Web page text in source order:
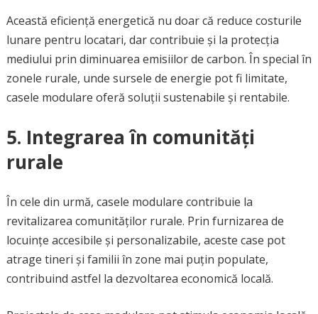
Această eficiență energetică nu doar că reduce costurile
lunare pentru locatari, dar contribuie și la protecția
mediului prin diminuarea emisiilor de carbon. În special în
zonele rurale, unde sursele de energie pot fi limitate,
casele modulare oferă soluții sustenabile și rentabile.
5. Integrarea în comunități
rurale
În cele din urmă, casele modulare contribuie la
revitalizarea comunităților rurale. Prin furnizarea de
locuințe accesibile și personalizabile, aceste case pot
atrage tineri și familii în zone mai puțin populate,
contribuind astfel la dezvoltarea economică locală.